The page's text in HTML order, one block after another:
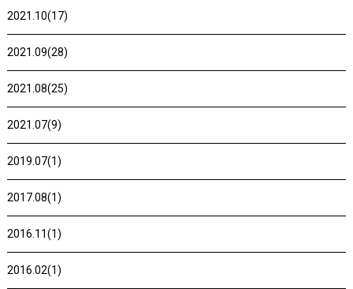
2021.10(17)
2021.09(28)
2021.08(25)
2021.07(9)
2019.07(1)
2017.08(1)
2016.11(1)
2016.02(1)